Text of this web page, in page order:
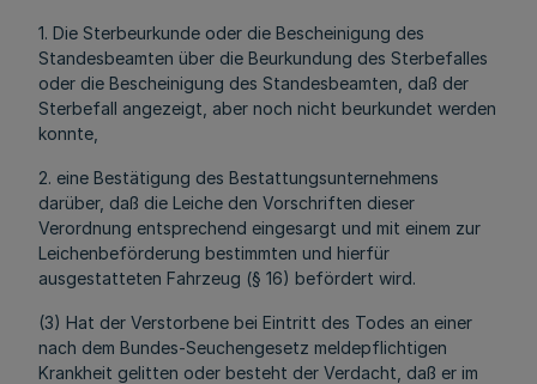
1. Die Sterbeurkunde oder die Bescheinigung des
Standesbeamten über die Beurkundung des Sterbefalles
oder die Bescheinigung des Standesbeamten, daß der
Sterbefall angezeigt, aber noch nicht beurkundet werden
konnte,
2. eine Bestätigung des Bestattungsunternehmens
darüber, daß die Leiche den Vorschriften dieser
Verordnung entsprechend eingesargt und mit einem zur
Leichenbeförderung bestimmten und hierfür
ausgestatteten Fahrzeug (§ 16) befördert wird.
(3) Hat der Verstorbene bei Eintritt des Todes an einer
nach dem Bundes-Seuchengesetz meldepflichtigen
Krankheit gelitten oder besteht der Verdacht, daß er im